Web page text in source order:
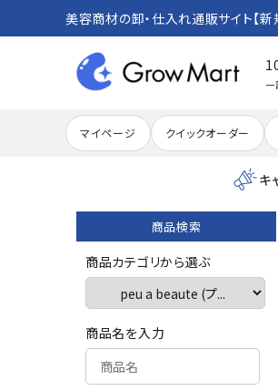
美容商材の卸・仕入れ通販サイト【
一
マイページ クイックオーダー
キ
search
ACCOUNT MENU
商品検索
商品カテゴリから選ぶ
商品名を入力